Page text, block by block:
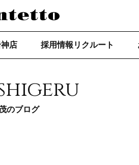
店 採用情報リクルート
のブログ